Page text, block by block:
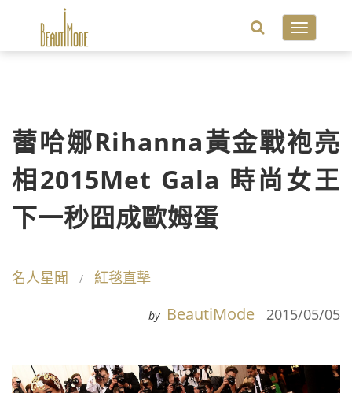
Toggle
蕾哈娜Rihanna黃金戰袍亮
相2015Met Gala 時尚女王
下一秒囧成歐姆蛋
名人星聞 紅毯直擊
by BeautiMode 2015/05/05